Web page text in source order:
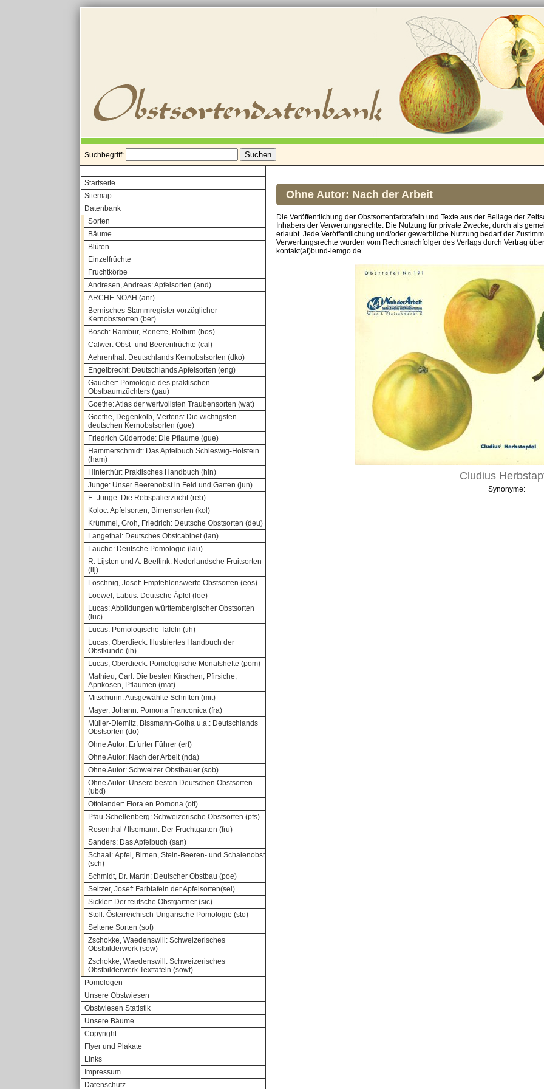
Suchbegriff:
Startseite
Sitemap
Datenbank
Sorten
Bäume
Blüten
Einzelfrüchte
Fruchtkörbe
Andresen, Andreas: Apfelsorten (and)
ARCHE NOAH (anr)
Bernisches Stammregister vorzüglicher
Kernobstsorten (ber)
Bosch: Rambur, Renette, Rotbirn (bos)
Calwer: Obst- und Beerenfrüchte (cal)
Aehrenthal: Deutschlands Kernobstsorten (dko)
Engelbrecht: Deutschlands Apfelsorten (eng)
Gaucher: Pomologie des praktischen
Obstbaumzüchters (gau)
Goethe: Atlas der wertvollsten Traubensorten (wat)
Goethe, Degenkolb, Mertens: Die wichtigsten
deutschen Kernobstsorten (goe)
Friedrich Güderrode: Die Pflaume (gue)
Hammerschmidt: Das Apfelbuch Schleswig-Holstein
(ham)
Hinterthür: Praktisches Handbuch (hin)
Junge: Unser Beerenobst in Feld und Garten (jun)
E. Junge: Die Rebspalierzucht (reb)
Koloc: Apfelsorten, Birnensorten (kol)
Krümmel, Groh, Friedrich: Deutsche Obstsorten (deu)
Langethal: Deutsches Obstcabinet (lan)
Lauche: Deutsche Pomologie (lau)
R. Lijsten und A. Beeftink: Nederlandsche Fruitsorten
(lij)
Löschnig, Josef: Empfehlenswerte Obstsorten (eos)
Loewel; Labus: Deutsche Äpfel (loe)
Lucas: Abbildungen württembergischer Obstsorten
(luc)
Lucas: Pomologische Tafeln (tih)
Lucas, Oberdieck: Illustriertes Handbuch der
Obstkunde (ih)
Lucas, Oberdieck: Pomologische Monatshefte (pom)
Mathieu, Carl: Die besten Kirschen, Pfirsiche,
Aprikosen, Pflaumen (mat)
Mitschurin: Ausgewählte Schriften (mit)
Mayer, Johann: Pomona Franconica (fra)
Müller-Diemitz, Bissmann-Gotha u.a.: Deutschlands
Obstsorten (do)
Ohne Autor: Erfurter Führer (erf)
Ohne Autor: Nach der Arbeit (nda)
Ohne Autor: Schweizer Obstbauer (sob)
Ohne Autor: Unsere besten Deutschen Obstsorten
(ubd)
Ottolander: Flora en Pomona (ott)
Pfau-Schellenberg: Schweizerische Obstsorten (pfs)
Rosenthal / Ilsemann: Der Fruchtgarten (fru)
Sanders: Das Apfelbuch (san)
Schaal: Äpfel, Birnen, Stein-Beeren- und Schalenobst
(sch)
Schmidt, Dr. Martin: Deutscher Obstbau (poe)
Seitzer, Josef: Farbtafeln der Apfelsorten(sei)
Sickler: Der teutsche Obstgärtner (sic)
Stoll: Österreichisch-Ungarische Pomologie (sto)
Seltene Sorten (sot)
Zschokke, Waedenswill: Schweizerisches
Obstbilderwerk (sow)
Zschokke, Waedenswill: Schweizerisches
Obstbilderwerk Texttafeln (sowt)
Pomologen
Unsere Obstwiesen
Obstwiesen Statistik
Unsere Bäume
Copyright
Flyer und Plakate
Links
Impressum
Datenschutz
Ohne Autor: Nach der Arbeit
Die Veröffentlichung der Obstsortenfarbtafeln und Texte aus der Beilage der
Inhabers der Verwertungsrechte. Die Nutzung für private Zwecke, durch als
erlaubt. Jede Veröffentlichung und/oder gewerbliche Nutzung bedarf der
Verwertungsrechte wurden vom Rechtsnachfolger des Verlags durch Vertrag
kontakt(at)bund-lemgo.de.
Cludius
Synonyme: